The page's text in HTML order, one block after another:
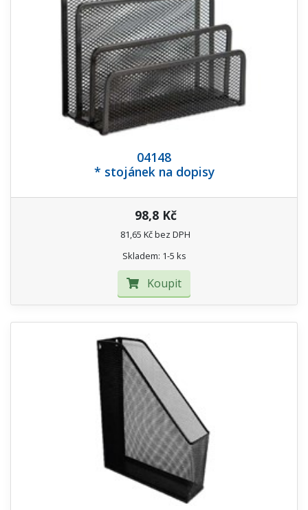
04148
* stojánek na dopisy
98,8 Kč
81,65 Kč bez DPH
Skladem: 1-5 ks
Koupit